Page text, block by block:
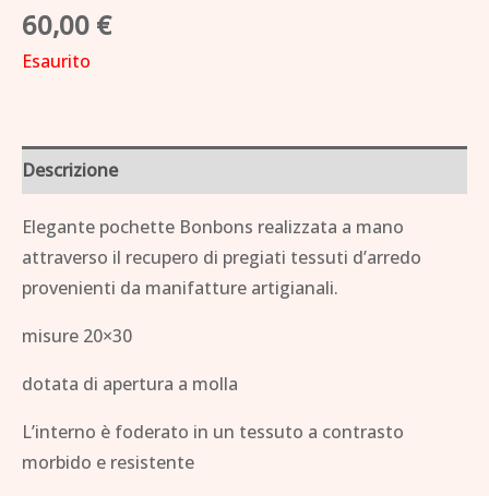
60,00 €
Esaurito
Descrizione
Elegante pochette Bonbons realizzata a mano
attraverso il recupero di pregiati tessuti d’arredo
provenienti da manifatture artigianali.
misure 20×30
dotata di apertura a molla
L’interno è foderato in un tessuto a contrasto
morbido e resistente